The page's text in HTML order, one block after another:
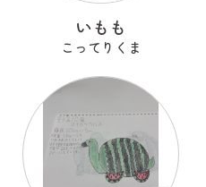
いもも
こってりくま